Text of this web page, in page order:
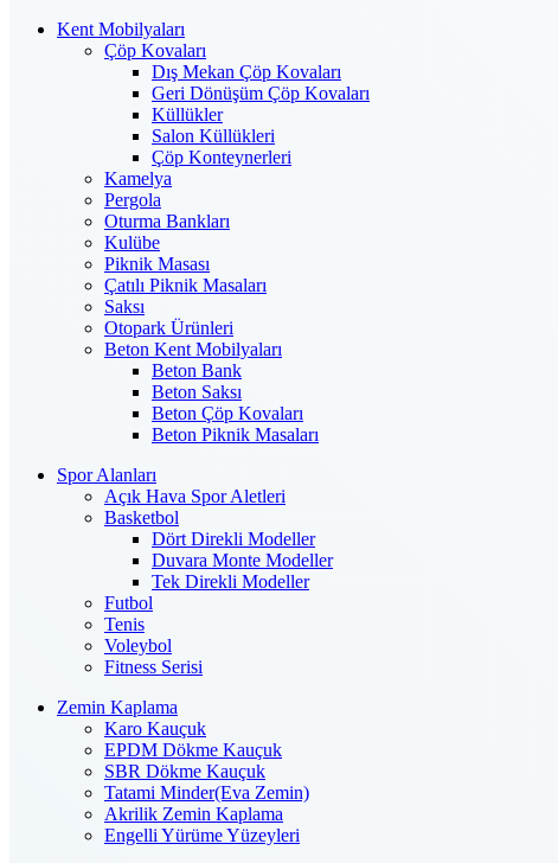
Kent Mobilyaları
Çöp Kovaları
Dış Mekan Çöp Kovaları
Geri Dönüşüm Çöp Kovaları
Küllükler
Salon Küllükleri
Çöp Konteynerleri
Kamelya
Pergola
Oturma Bankları
Kulübe
Piknik Masası
Çatılı Piknik Masaları
Saksı
Otopark Ürünleri
Beton Kent Mobilyaları
Beton Bank
Beton Saksı
Beton Çöp Kovaları
Beton Piknik Masaları
Spor Alanları
Açık Hava Spor Aletleri
Basketbol
Dört Direkli Modeller
Duvara Monte Modeller
Tek Direkli Modeller
Futbol
Tenis
Voleybol
Fitness Serisi
Zemin Kaplama
Karo Kauçuk
EPDM Dökme Kauçuk
SBR Dökme Kauçuk
Tatami Minder(Eva Zemin)
Akrilik Zemin Kaplama
Engelli Yürüme Yüzeyleri